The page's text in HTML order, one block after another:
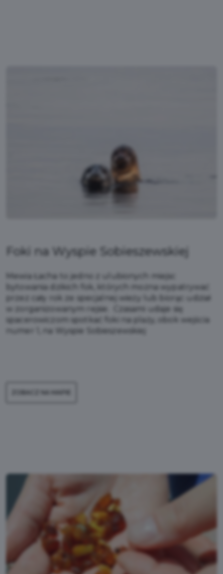
Foki na Wyspie Sobieszewskiej
Mewia Łacha to jedno z ulubionych miejsc
bytowania dzikich fok, których można wypatrywać
przez cały rok ze specjalnej wieży lub biorąc udział
w zorganizowanym rejsie. Czasami udaje się
spacerowiczom spotkać foki na plaży, obok wejścia
numer 1, na Wyspie Sobieszewskiej